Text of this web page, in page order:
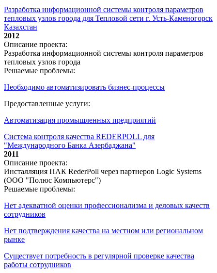
Разработка информационной системы контроля параметров
тепловых узлов города для Тепловой сети г. Усть-Каменогорск
Казахстан
2012
Описание проекта:
Разработка информационной системы контроля параметров
тепловых узлов города
Решаемые проблемы:
Необходимо автоматизировать бизнес-процессы
Предоставленные услуги:
Автоматизация промышленных предприятий
Система контроля качества REDERPOLL для
"Международного Банка Азербаджана"
2011
Описание проекта:
Инсталляция ПАК RederPoll через партнеров Logic Systems
(ООО "Полюс Компьютерс")
Решаемые проблемы:
Нет адекватной оценки профессионализма и деловых качеств
сотрудников
Нет подтверждения качества на местном или региональном
рынке
Существует потребность в регулярной проверке качества
работы сотрудников